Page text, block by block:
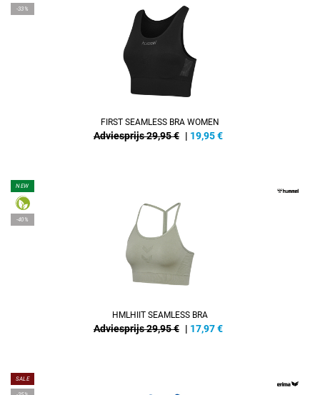
-33%
FIRST SEAMLESS BRA WOMEN
Adviesprijs 29,95 € | 19,95€
NEW
-40%
HMLHIIT SEAMLESS BRA
Adviesprijs 29,95 € | 17,97€
SALE